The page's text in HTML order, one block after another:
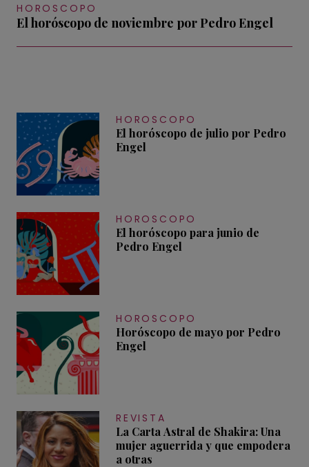
HOROSCOPO
El horóscopo de noviembre por Pedro Engel
HOROSCOPO
El horóscopo de julio por Pedro
Engel
HOROSCOPO
El horóscopo para junio de
Pedro Engel
HOROSCOPO
Horóscopo de mayo por Pedro
Engel
REVISTA
La Carta Astral de Shakira: Una
mujer aguerrida y que empodera
a otras